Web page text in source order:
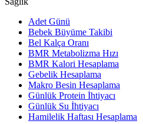
Adet Günü
Bebek Büyüme Takibi
Bel Kalça Oranı
BMR Metabolizma Hızı
BMR Kalori Hesaplama
Gebelik Hesaplama
Makro Besin Hesaplama
Günlük Protein İhtiyacı
Günlük Su İhtiyacı
Hamilelik Haftası Hesaplama